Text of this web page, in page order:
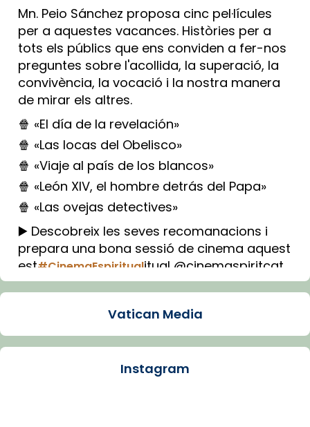
Mn. Peio Sánchez proposa cinc pel·lícules
per a aquestes vacances. Històries per a
tots els públics que ens conviden a fer-nos
preguntes sobre l'acollida, la superació, la
convivència, la vocació i la nostra manera
de mirar els altres.
🍿 «El día de la revelación»
🍿 «Las locas del Obelisco»
🍿 «Viaje al país de los blancos»
🍿 «León XIV, el hombre detrás del Papa»
🍿 «Las ovejas detectives»
▶️ Descobreix les seves recomanacions i
prepara una bona sessió de cinema aquest
est#CinemaEspiritualitual @cinemaspiritcat
Imatge: Generada amb IA (OpenAI)
Arquebisbat de Barcelona
Vatican Media
Instagram